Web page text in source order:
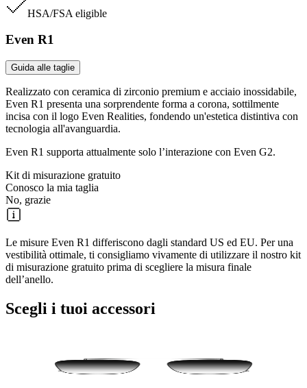
HSA/FSA eligible
Even R1
Guida alle taglie
Realizzato con ceramica di zirconio premium e acciaio inossidabile,
Even R1 presenta una sorprendente forma a corona, sottilmente
incisa con il logo Even Realities, fondendo un'estetica distintiva con
tecnologia all'avanguardia.
Even R1 supporta attualmente solo l’interazione con Even G2.
Kit di misurazione gratuito
Conosco la mia taglia
No, grazie
Le misure Even R1 differiscono dagli standard US ed EU. Per una
vestibilità ottimale, ti consigliamo vivamente di utilizzare il nostro kit
di misurazione gratuito prima di scegliere la misura finale
dell’anello.
Scegli i tuoi accessori